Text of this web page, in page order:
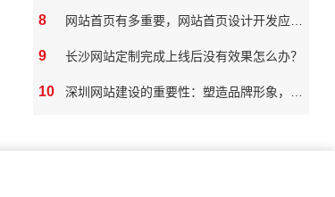
8
9 长沙网站定制完成上线后没有效果怎么办？
10